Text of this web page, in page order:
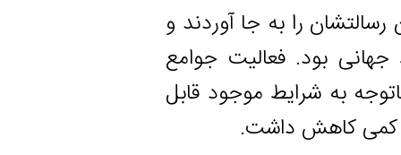
را به جا آوردند و
بود. فعالیت جوامع
شرایط موجود قابل
کاهش داشت.